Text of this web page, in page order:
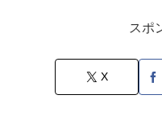
スポ
X